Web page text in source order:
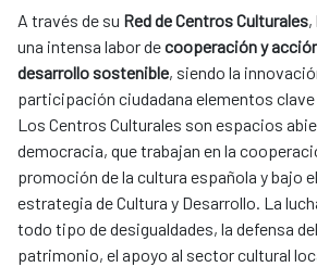
A través de su Red de Centros Culturales,
una intensa labor decooperación y
desarrollo sostenible, siendo la
participación ciudadana elementos
Los Centros Culturales son espacios
democracia, que trabajan en la
promoción de la cultura española y bajo
estrategia de Cultura y Desarrollo. La
todo tipo de desigualdades, la defensa
patrimonio, el apoyo al sector cultural